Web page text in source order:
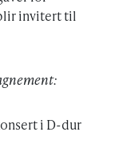
invitert til
i D-dur